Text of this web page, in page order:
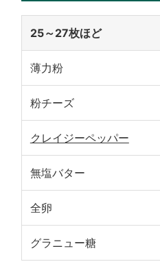
25～27枚ほど
薄力粉
粉チーズ
クレイジーペッパー
無塩バター
全卵
グラニュー糖